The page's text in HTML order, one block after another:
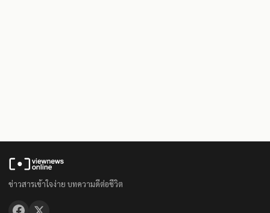
ข่าวสารเข้าใจง่าย บทความดีต่อชีวิต